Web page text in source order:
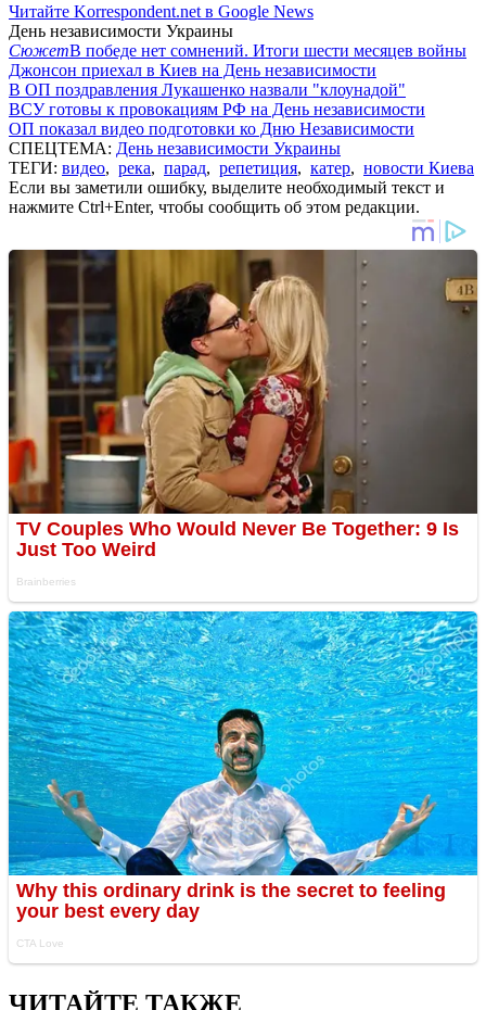
Читайте Korrespondent.net в Google News
День независимости Украины
СюжетВ победе нет сомнений. Итоги шести месяцев войны
Джонсон приехал в Киев на День независимости
В ОП поздравления Лукашенко назвали "клоунадой"
ВСУ готовы к провокациям РФ на День независимости
ОП показал видео подготовки ко Дню Независимости
СПЕЦТЕМА: День независимости Украины
ТЕГИ: видео, река, парад, репетиция, катер, новости Киева
Если вы заметили ошибку, выделите необходимый текст и
нажмите Ctrl+Enter, чтобы сообщить об этом редакции.
ЧИТАЙТЕ ТАКЖЕ